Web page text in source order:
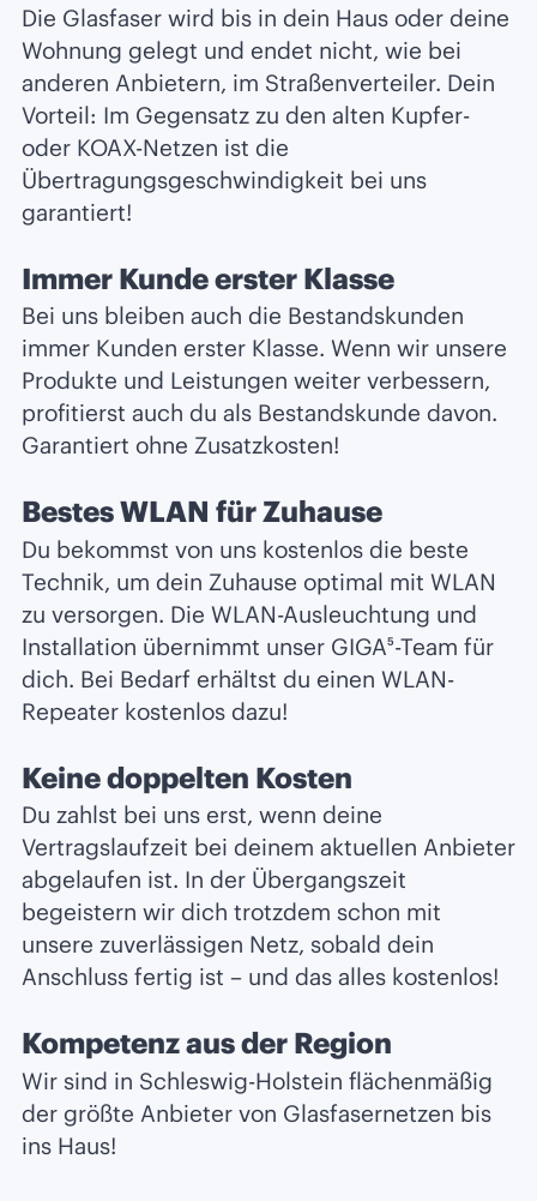
Die Glasfaser wird bis in dein Haus oder deine
Wohnung gelegt und endet nicht, wie bei
anderen Anbietern, im Straßenverteiler. Dein
Vorteil: Im Gegensatz zu den alten Kupfer-
oder KOAX-Netzen ist die
Übertragungsgeschwindigkeit bei uns
garantiert!
Immer Kunde erster Klasse
Bei uns bleiben auch die Bestandskunden
immer Kunden erster Klasse. Wenn wir unsere
Produkte und Leistungen weiter verbessern,
profitierst auch du als Bestandskunde davon.
Garantiert ohne Zusatzkosten!
Bestes WLAN für Zuhause
Du bekommst von uns kostenlos die beste
Technik, um dein Zuhause optimal mit WLAN
zu versorgen. Die WLAN-Ausleuchtung und
Installation übernimmt unser GIGA⁵-Team für
dich. Bei Bedarf erhältst du einen WLAN-
Repeater kostenlos dazu!
Keine doppelten Kosten
Du zahlst bei uns erst, wenn deine
Vertragslaufzeit bei deinem aktuellen Anbieter
abgelaufen ist. In der Übergangszeit
begeistern wir dich trotzdem schon mit
unsere zuverlässigen Netz, sobald dein
Anschluss fertig ist – und das alles kostenlos!
Kompetenz aus der Region
Wir sind in Schleswig-Holstein flächenmäßig
der größte Anbieter von Glasfasernetzen bis
ins Haus!